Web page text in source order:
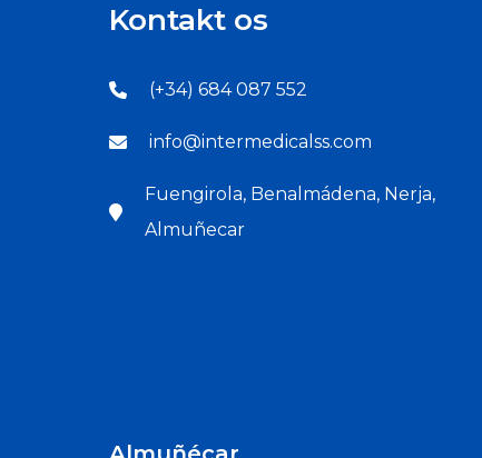
Kontakt os
(+34) 684 087 552
info@intermedicalss.com
Fuengirola, Benalmádena, Nerja,
Almuñecar